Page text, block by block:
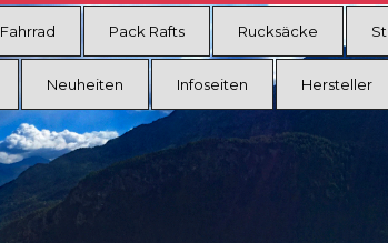
Fahrrad Pack Rafts Rucksäcke
Neuheiten Infoseiten Hersteller